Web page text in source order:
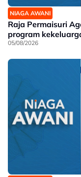
NIAGA AWANI
Raja Permaisuri
program
05/08/2026